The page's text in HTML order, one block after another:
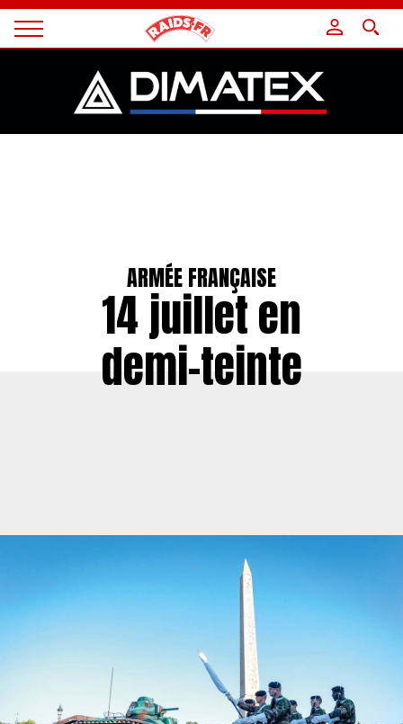
Magazine
ARMÉE FRANÇAISE
14 juillet en
demi-teinte
Panneau de gestion des cookies